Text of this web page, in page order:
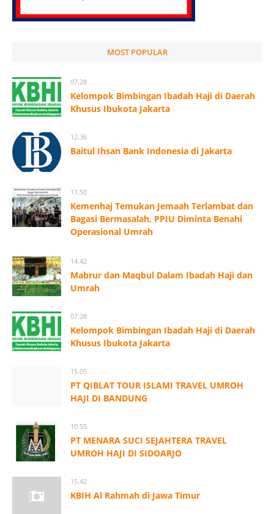
MOST POPULAR
07.28
Kelompok Bimbingan Ibadah Haji di Daerah
Khusus Ibukota Jakarta
12.36
Baitul Ihsan Bank Indonesia di Jakarta
11.50
Kemenhaj Temukan Jemaah Terlambat dan
Bagasi Bermasalah, PPIU Diminta Benahi
Operasional Umrah
14.42
Mabrur dan Maqbul Dalam Ibadah Haji dan
Umrah
07.28
Kelompok Bimbingan Ibadah Haji di Daerah
Khusus Ibukota Jakarta
15.05
PT QIBLAT TOUR ISLAMI TRAVEL UMROH
HAJI DI BANDUNG
10.55
PT MENARA SUCI SEJAHTERA TRAVEL
UMROH HAJI DI SIDOARJO
15.42
KBIH Al Rahmah di Jawa Timur